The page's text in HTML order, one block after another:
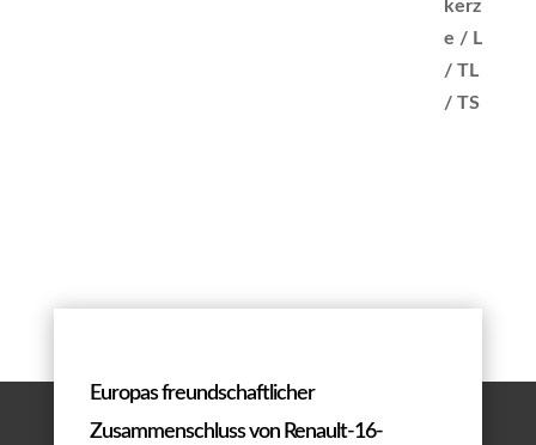
Europas freundschaftlicher
Zusammenschluss von Renault-16-